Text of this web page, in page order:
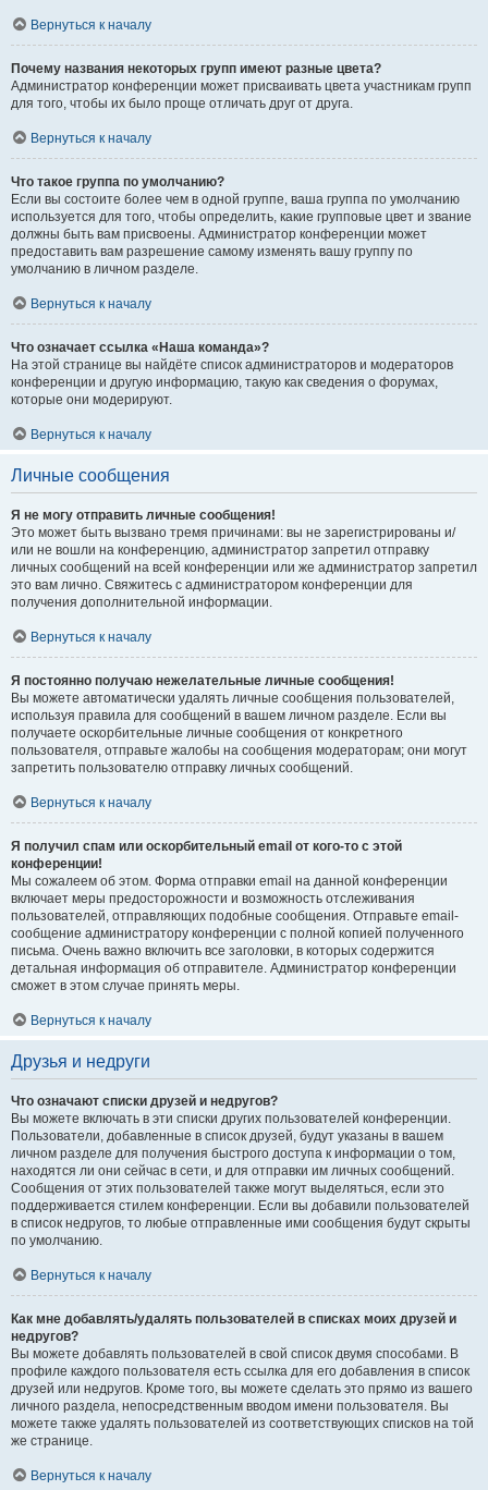
Вернуться к началу
Почему названия некоторых групп имеют разные цвета?
Администратор конференции может присваивать цвета участникам групп
для того, чтобы их было проще отличать друг от друга.
Вернуться к началу
Что такое группа по умолчанию?
Если вы состоите более чем в одной группе, ваша группа по умолчанию
используется для того, чтобы определить, какие групповые цвет и звание
должны быть вам присвоены. Администратор конференции может
предоставить вам разрешение самому изменять вашу группу по
умолчанию в личном разделе.
Вернуться к началу
Что означает ссылка «Наша команда»?
На этой странице вы найдёте список администраторов и модераторов
конференции и другую информацию, такую как сведения о форумах,
которые они модерируют.
Вернуться к началу
Личные сообщения
Я не могу отправить личные сообщения!
Это может быть вызвано тремя причинами: вы не зарегистрированы и/
или не вошли на конференцию, администратор запретил отправку
личных сообщений на всей конференции или же администратор запретил
это вам лично. Свяжитесь с администратором конференции для
получения дополнительной информации.
Вернуться к началу
Я постоянно получаю нежелательные личные сообщения!
Вы можете автоматически удалять личные сообщения пользователей,
используя правила для сообщений в вашем личном разделе. Если вы
получаете оскорбительные личные сообщения от конкретного
пользователя, отправьте жалобы на сообщения модераторам; они могут
запретить пользователю отправку личных сообщений.
Вернуться к началу
Я получил спам или оскорбительный email от кого-то с этой
конференции!
Мы сожалеем об этом. Форма отправки email на данной конференции
включает меры предосторожности и возможность отслеживания
пользователей, отправляющих подобные сообщения. Отправьте email-
сообщение администратору конференции с полной копией полученного
письма. Очень важно включить все заголовки, в которых содержится
детальная информация об отправителе. Администратор конференции
сможет в этом случае принять меры.
Вернуться к началу
Друзья и недруги
Что означают списки друзей и недругов?
Вы можете включать в эти списки других пользователей конференции.
Пользователи, добавленные в список друзей, будут указаны в вашем
личном разделе для получения быстрого доступа к информации о том,
находятся ли они сейчас в сети, и для отправки им личных сообщений.
Сообщения от этих пользователей также могут выделяться, если это
поддерживается стилем конференции. Если вы добавили пользователей
в список недругов, то любые отправленные ими сообщения будут скрыты
по умолчанию.
Вернуться к началу
Как мне добавлять/удалять пользователей в списках моих друзей и
недругов?
Вы можете добавлять пользователей в свой список двумя способами. В
профиле каждого пользователя есть ссылка для его добавления в список
друзей или недругов. Кроме того, вы можете сделать это прямо из вашего
личного раздела, непосредственным вводом имени пользователя. Вы
можете также удалять пользователей из соответствующих списков на той
же странице.
Вернуться к началу